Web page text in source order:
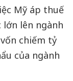
Mỹ áp thuế
lớn lên ngành
chiếm tỷ
của ngành